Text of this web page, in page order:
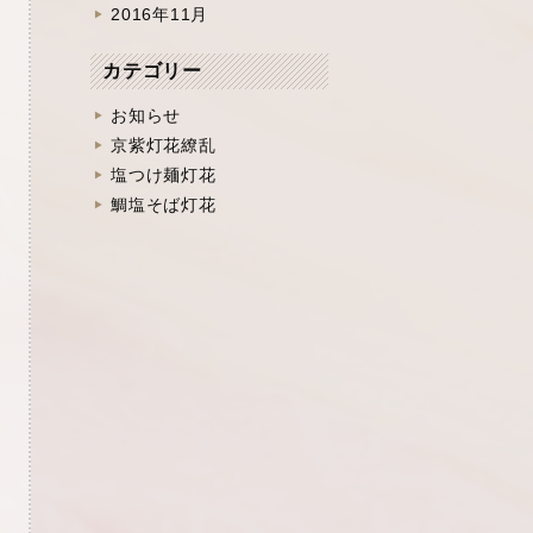
2016年11月
カテゴリー
お知らせ
京紫灯花繚乱
塩つけ麺灯花
鯛塩そば灯花